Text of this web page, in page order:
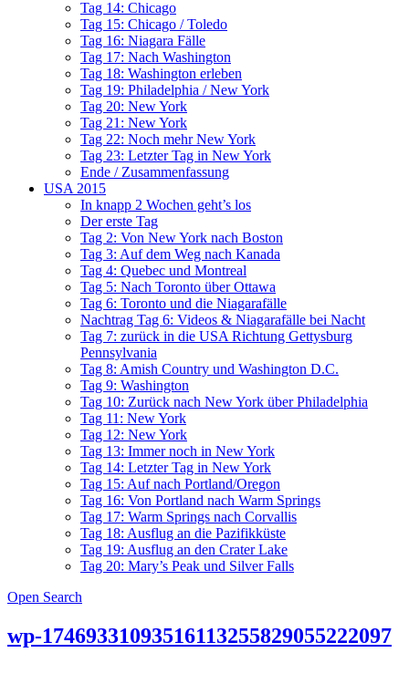
Tag 14: Chicago
Tag 15: Chicago / Toledo
Tag 16: Niagara Fälle
Tag 17: Nach Washington
Tag 18: Washington erleben
Tag 19: Philadelphia / New York
Tag 20: New York
Tag 21: New York
Tag 22: Noch mehr New York
Tag 23: Letzter Tag in New York
Ende / Zusammenfassung
USA 2015
In knapp 2 Wochen geht’s los
Der erste Tag
Tag 2: Von New York nach Boston
Tag 3: Auf dem Weg nach Kanada
Tag 4: Quebec und Montreal
Tag 5: Nach Toronto über Ottawa
Tag 6: Toronto und die Niagarafälle
Nachtrag Tag 6: Videos & Niagarafälle bei Nacht
Tag 7: zurück in die USA Richtung Gettysburg
Pennsylvania
Tag 8: Amish Country und Washington D.C.
Tag 9: Washington
Tag 10: Zurück nach New York über Philadelphia
Tag 11: New York
Tag 12: New York
Tag 13: Immer noch in New York
Tag 14: Letzter Tag in New York
Tag 15: Auf nach Portland/Oregon
Tag 16: Von Portland nach Warm Springs
Tag 17: Warm Springs nach Corvallis
Tag 18: Ausflug an die Pazifikküste
Tag 19: Ausflug an den Crater Lake
Tag 20: Mary’s Peak und Silver Falls
Open Search
wp-17469331093516113255829055222097